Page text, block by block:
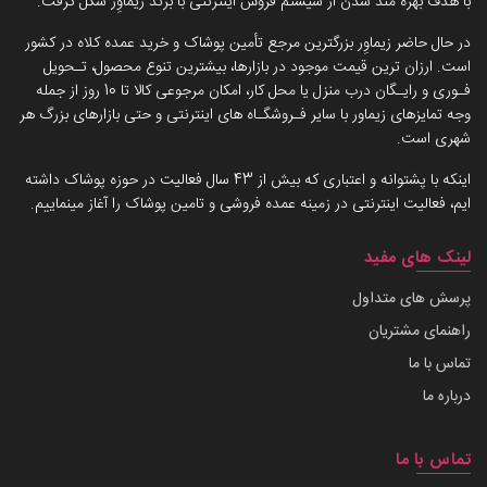
در حال حاضر زیماوِر بزرگترین مرجع تأمین پوشاک و خرید عمده کلاه در کشور
است. ارزان ترین قیمت موجود در بازارها، بیشترین تنوع محصول، تـحویل
فـوری و رایـگان درب منزل یا محل کار، امکان مرجوعی کالا تا 10 روز از جمله
وجه تمایزهای زیماور با سایر فـروشگـاه های اینترنتی و حتی بازارهای بزرگ هر
شهری است.
اینکه با پشتوانه و اعتباری که بیش از 43 سال فعالیت در حوزه پوشاک داشته
ایم، فعالیت اینترنتی در زمینه عمده فروشی و تامین پوشاک را آغاز مینماییم.
لینک های مفید
پرسش های متداول
راهنمای مشتریان
تماس با ما
درباره ما
تماس با ما